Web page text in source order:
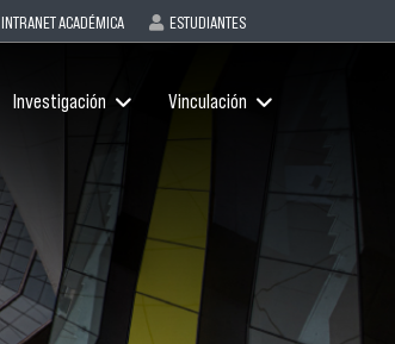
INTRANET ACADÉMICA ESTUDIANTES
Investigación Vinculación